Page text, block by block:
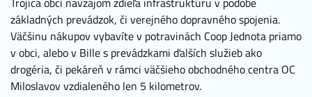
základných prevádzok, či verejného dopravného spojenia.
Väčšinu nákupov vybavíte v potravinách Coop Jednota priamo
v obci, alebo v Bille s prevádzkami ďalších služieb ako
drogéria, či pekáreň v rámci väčšieho obchodného centra OC
Miloslavov vzdialeného len 5 kilometrov.